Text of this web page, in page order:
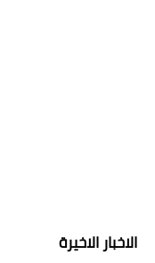
الاخبار الاخيرة